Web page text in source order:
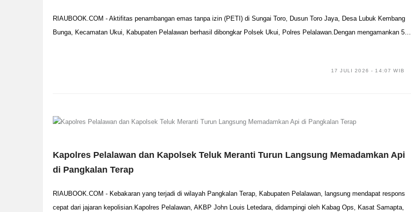
RIAUBOOK.COM - Aktifitas penambangan emas tanpa izin (PETI) di Sungai Toro, Dusun Toro Jaya, Desa Lubuk Kembang
Bunga, Kecamatan Ukui, Kabupaten Pelalawan berhasil dibongkar Polsek Ukui, Polres Pelalawan.Dengan mengamankan 5…
17 JULI 2026 - 14:07 WIB
Kapolres Pelalawan dan Kapolsek Teluk Meranti Turun Langsung Memadamkan Api
di Pangkalan Terap
RIAUBOOK.COM - Kebakaran yang terjadi di wilayah Pangkalan Terap, Kabupaten Pelalawan, langsung mendapat respons
cepat dari jajaran kepolisian.Kapolres Pelalawan, AKBP John Louis Letedara, didampingi oleh Kabag Ops, Kasat Samapta,